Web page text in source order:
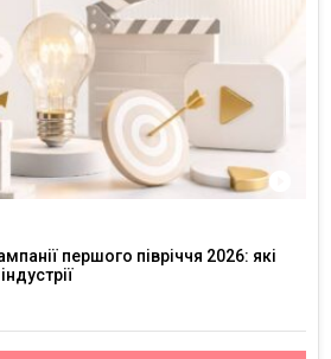
першого півріччя 2026: які